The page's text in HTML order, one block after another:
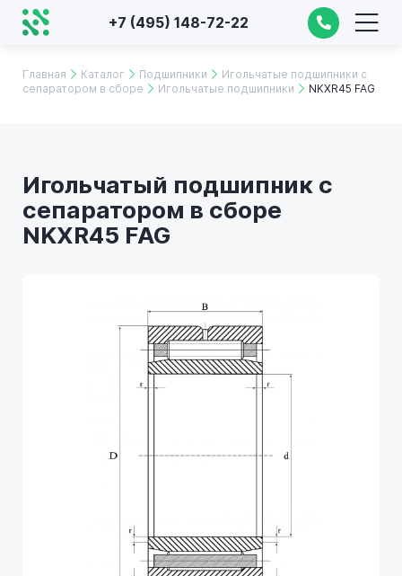
+7 (495) 148-72-22
Главная Каталог Подшипники
Игольчатые подшипники с
сепаратором в сборе
Игольчатые подшипники NKXR45 FAG
Игольчатый подшипник с
сепаратором в сборе
NKXR45 FAG